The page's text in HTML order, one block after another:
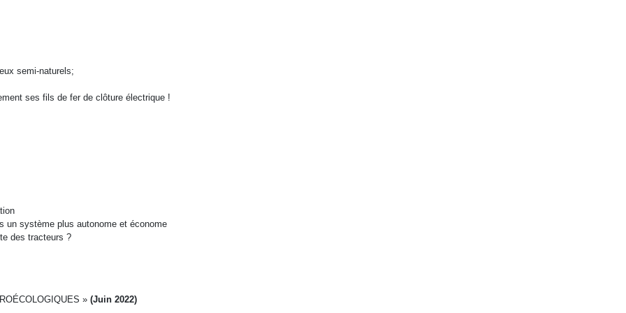
semi-naturels;
ses fils de fer de clôture électrique !
un système plus autonome et économe
des tracteurs ?
» (Juin 2022)